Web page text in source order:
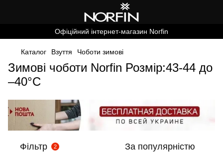
Офіційний інтернет-магазин Norfin
Каталог Взуття Чоботи зимові
Зимові чоботи Norfin Розмір:43-44 до
–40°C
Фільтр 2 За популярністю